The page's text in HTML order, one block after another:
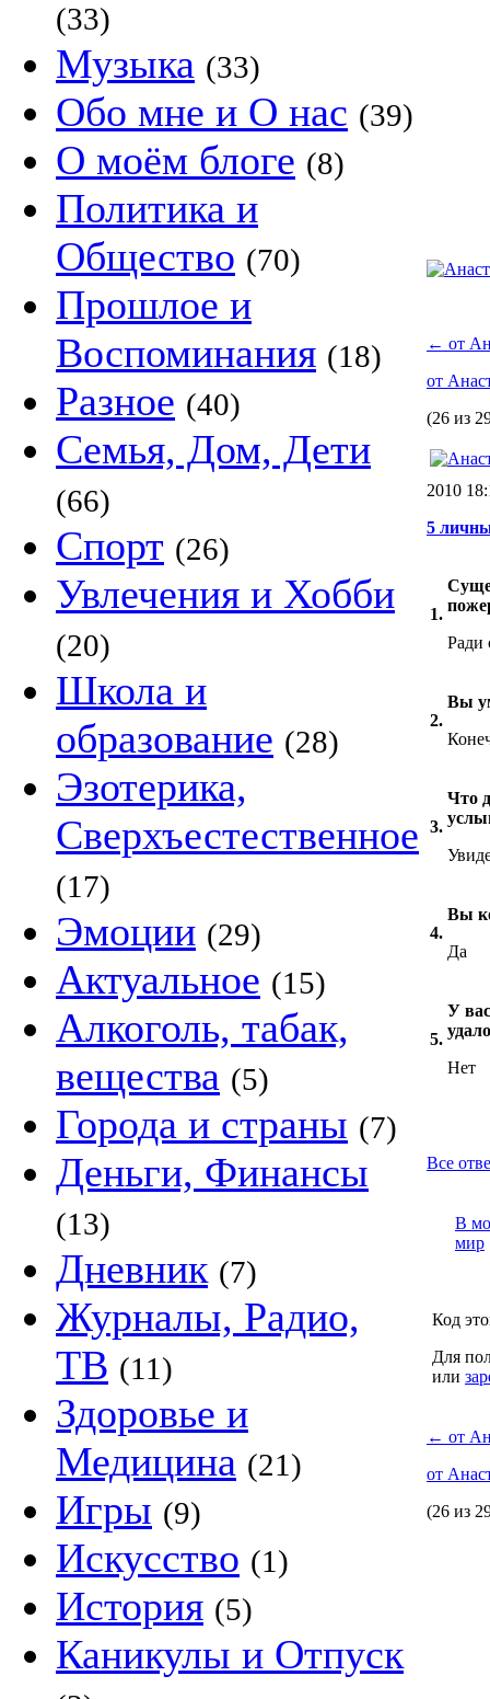
(33)
Музыка (33)
Обо мне и О нас (39)
О моём блоге (8)
Политика и
Общество (70)
Прошлое и
Воспоминания (18)
Разное (40)
Семья, Дом, Дети
(66)
Спорт (26)
Увлечения и Хобби
(20)
Школа и
образование (28)
Эзотерика,
Сверхъестественное
(17)
Эмоции (29)
Актуальное (15)
Алкоголь, табак,
вещества (5)
Города и страны (7)
Деньги, Финансы
(13)
Дневник (7)
Журналы, Радио,
ТВ (11)
Здоровье и
Медицина (21)
Игры (9)
Искусство (1)
История (5)
Каникулы и Отпуск
← от
от
(26 из
2010
5
1.
Ради
2.
Вы
3.
Что
4.
Вы
Да
5.
У
Нет
Все
В
мир
Код
Для
или
← от
от
(26 из